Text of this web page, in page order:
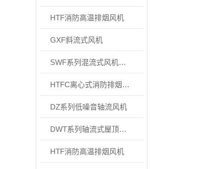
HTF消防高温排烟风机
GXF斜流式风机
SWF系列混流式风机（正压送风机）
HTFC离心式消防排烟风机
DZ系列低噪音轴流风机
DWT系列轴流式屋顶风机
HTF消防高温排烟风机